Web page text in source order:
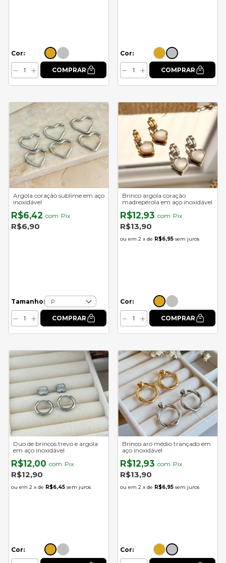
Cor: Cor:
Argola coração sublime em aço
inoxidável
R$6,42 com Pix
R$6,90
Tamanho:
Brinco argola coração
madrepérola em aço inoxidável
R$12,93 com Pix
R$13,90
2 x de R$6,95 sem juros
Cor:
Duo de brincos trevo e argola
em aço inoxidável
R$12,00 com Pix
R$12,90
2 x de R$6,45 sem juros
Cor:
Brinco aro médio trançado em
aço inoxidável
R$12,93 com Pix
R$13,90
2 x de R$6,95 sem juros
Cor: